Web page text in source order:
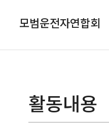
모범운전자연합회
활동내용